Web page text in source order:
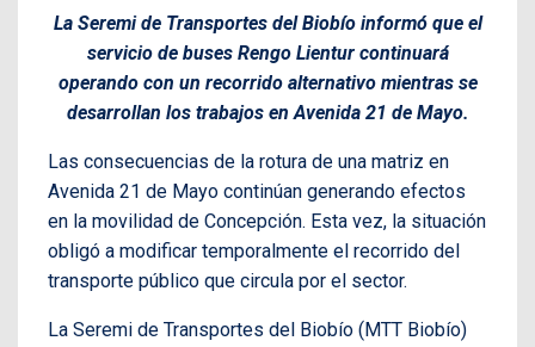
La Seremi de Transportes del Biobío informó que el
servicio de buses Rengo Lientur continuará
operando con un recorrido alternativo mientras se
desarrollan los trabajos en Avenida 21 de Mayo.
Las consecuencias de la rotura de una matriz en
Avenida 21 de Mayo continúan generando efectos
en la movilidad de Concepción. Esta vez, la situación
obligó a modificar temporalmente el recorrido del
transporte público que circula por el sector.
La Seremi de Transportes del Biobío (MTT Biobío)